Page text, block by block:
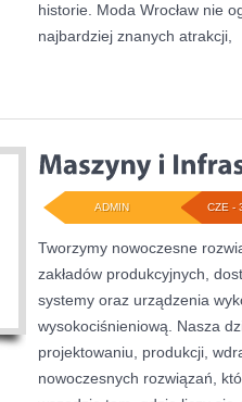
historie. Moda Wrocław nie
najbardziej znanych atrakcji,
CZE -
ADMIN
Tworzymy nowoczesne
zakładów produkcyjnych,
systemy oraz urządzenia
wysokociśnieniową. Nasza
projektowaniu, produkcji,
nowoczesnych rozwiązań,